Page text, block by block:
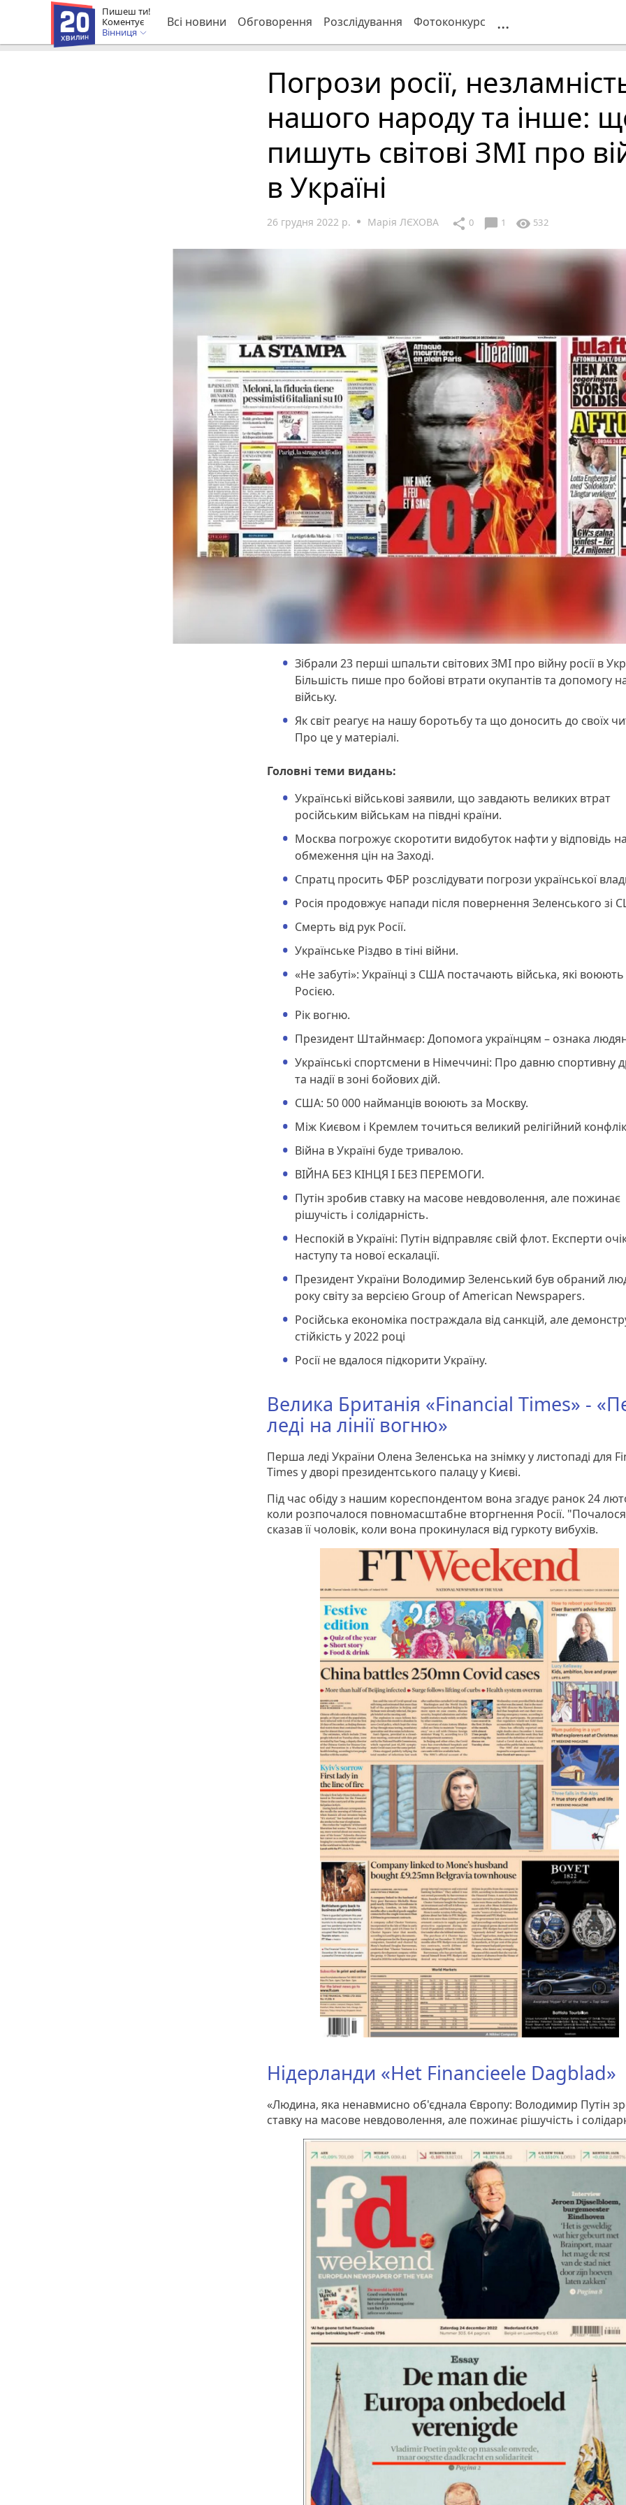
Пишеш ти!
Коментує
Вінниця
Всі новини Обговорення Розслідування Фотоконкурс ...
Погрози росії,
нашого народу та інше:
пишуть світові ЗМІ про
в Україні
26 грудня 2022 р. Марія ЛЄХОВА share 0 chat_bubble 1 visibility 532
Зібрали 23 перші шпальти світових ЗМІ про війну росії в
Більшість пише про бойові втрати окупантів та допомогу
війську.
Як світ реагує на нашу боротьбу та що доносить до своїх
Про це у матеріалі.
Головні теми видань:
Українські військові заявили, що завдають великих втрат
російським військам на півдні країни.
Москва погрожує скоротити видобуток нафти у відповідь на
обмеження цін на Заході.
Спратц просить ФБР розслідувати погрози української
Росія продовжує напади після повернення Зеленського зі
Смерть від рук Росії.
Українське Різдво в тіні війни.
«Не забуті»: Українці з США постачають війська, які воюють
Росією.
Рік вогню.
Президент Штайнмаєр: Допомога українцям – ознака
Українські спортсмени в Німеччині: Про давню спортивну
та надії в зоні бойових дій.
США: 50 000 найманців воюють за Москву.
Між Києвом і Кремлем точиться великий релігійний
Війна в Україні буде тривалою.
ВІЙНА БЕЗ КІНЦЯ І БЕЗ ПЕРЕМОГИ.
Путін зробив ставку на масове невдоволення, але пожинає
рішучість і солідарність.
Неспокій в Україні: Путін відправляє свій флот. Експерти
наступу та нової ескалації.
Президент України Володимир Зеленський був обраний
року світу за версією Group of American Newspapers.
Російська економіка постраждала від санкцій, але
стійкість у 2022 році
Росії не вдалося підкорити Україну.
Велика Британія «Financial Times» -
леді на лінії вогню»
Перша леді України Олена Зеленська на знімку у листопаді для
Times у дворі президентського палацу у Києві.
Під час обіду з нашим кореспондентом вона згадує ранок 24
коли розпочалося повномасштабне вторгнення Росії.
сказав її чоловік, коли вона прокинулася від гуркоту вибухів.
Нідерланди «Het Financieele Dagblad»
«Людина, яка ненавмисно об'єднала Європу: Володимир Путін
ставку на масове невдоволення, але пожинає рішучість і